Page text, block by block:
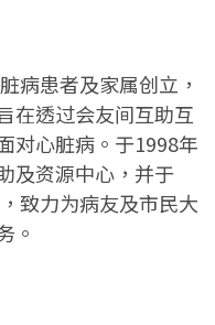
病患者及家属创立，
在透过会友间互助互
对心脏病。于1998年
及资源中心，并于
致力为病友及市民大
。